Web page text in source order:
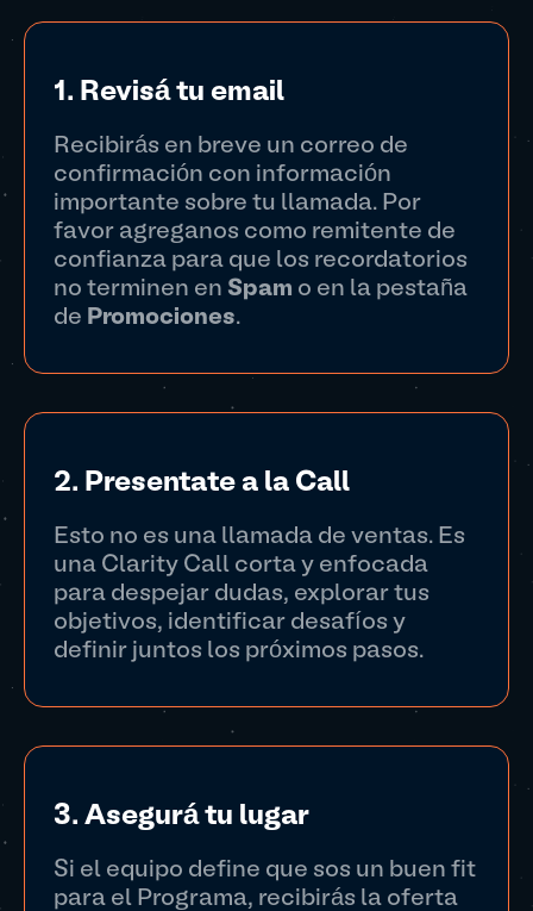
1. Revisá tu email
Recibirás en breve un correo de
confirmación con información
importante sobre tu llamada. Por
favor agreganos como remitente de
confianza para que los recordatorios
no terminen en Spam o en la pestaña
de Promociones.
2. Presentate a la Call
Esto no es una llamada de ventas. Es
una Clarity Call corta y enfocada
para despejar dudas, explorar tus
objetivos, identificar desafíos y
definir juntos los próximos pasos.
3. Asegurá tu lugar
Si el equipo define que sos un buen fit
para el Programa, recibirás la oferta